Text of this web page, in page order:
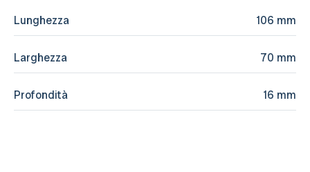
Lunghezza 106 mm
Larghezza 70 mm
Profondità 16 mm